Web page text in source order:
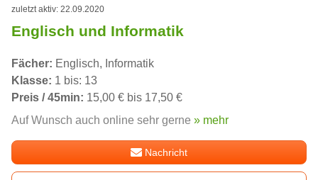
zuletzt aktiv: 22.09.2020
Englisch und Informatik
Fächer: Englisch, Informatik
Klasse: 1 bis: 13
Preis / 45min: 15,00 € bis 17,50 €
Auf Wunsch auch online sehr gerne » mehr
Nachricht